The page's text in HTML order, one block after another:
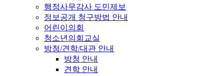
행정사무감사 도민제보
정보공개 청구방법 안내
어린이의회
청소년의회교실
방청/견학/대관 안내
방청 안내
견학 안내